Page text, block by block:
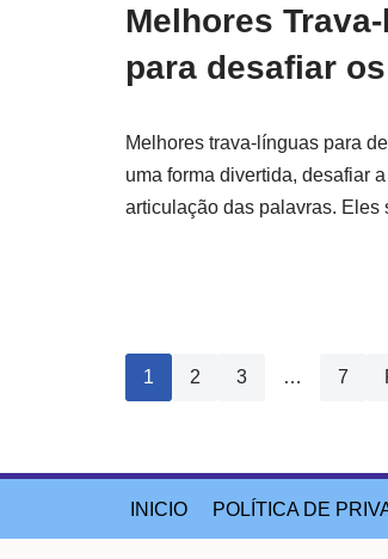
Melhores
para desafiar
Melhores trava-línguas para
uma forma divertida, desafiar
articulação das palavras.
1 2 3 … 7
INICIO POLÍTICA DE